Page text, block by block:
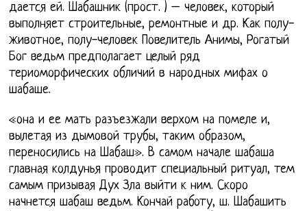
дается ей. Шабашник (прост. ) – человек, который
выполняет строительные, ремонтные и др. Как полу-
животное, полу-человек Повелитель Анимы, Рогатый
Бог ведьм предполагает целый ряд
териоморфических обличий в народных мифах о
шабаше.
«она и ее мать разъезжали верхом на помеле и,
вылетая из дымовой трубы, таким образом,
переносились на Шабаш». В самом начале шабаша
главная колдунья проводит специальный ритуал, тем
самым призывая Дух Зла выйти к ним. Скоро
начнется шабаш ведьм. Кончай работу, ш. Шабашить